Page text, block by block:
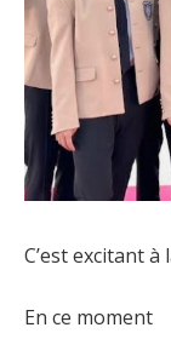
C’est excitant
En ce moment